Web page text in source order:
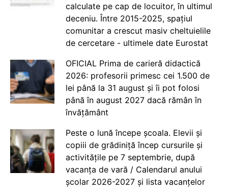
calculate pe cap de locuitor, în ultimul
deceniu. Între 2015-2025, spațiul
comunitar a crescut masiv cheltuielile
de cercetare - ultimele date Eurostat
OFICIAL Prima de carieră didactică
2026: profesorii primesc cei 1.500 de
lei până la 31 august și îi pot folosi
până în august 2027 dacă rămân în
învățământ
Peste o lună începe școala. Elevii și
copiii de grădiniță încep cursurile și
activitățile pe 7 septembrie, după
vacanța de vară / Calendarul anului
școlar 2026-2027 și lista vacanțelor